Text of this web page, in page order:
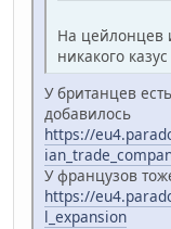
На цейлонцев
никакого
У британцев
добавилось
https://
У французов
https://
l_expansion